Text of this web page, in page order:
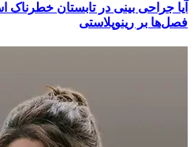
آیا جراحی بینی در تابستان
فصل‌ها بر رینوپلاستی